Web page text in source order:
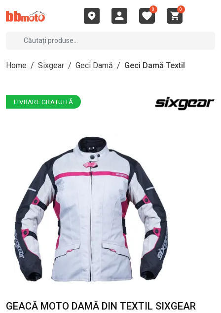
0 0
Home / Sixgear / Geci Damă / Geci Damă Textil
LIVRARE GRATUITĂ
GEACĂ MOTO DAMĂ DIN TEXTIL SIXGEAR